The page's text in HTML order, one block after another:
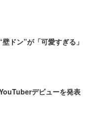
ドン”が「可愛すぎる」
デビューを発表